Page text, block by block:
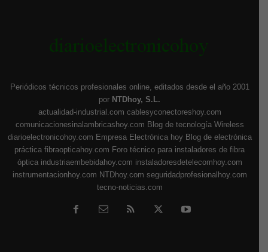
Periódicos técnicos profesionales online, editados desde el año 2001
por NTDhoy, S.L.
actualidad-industrial.com cablesyconectoreshoy.com
comunicacionesinalambricashoy.com Blog de tecnología Wireless
diarioelectronicohoy.com Empresa Electrónica hoy Blog de electrónica
práctica fibraopticahoy.com Foro técnico para instaladores de fibra
óptica industriaembebidahoy.com instaladoresdetelecomhoy.com
instrumentacionhoy.com NTDhoy.com seguridadprofesionalhoy.com
tecno-noticias.com